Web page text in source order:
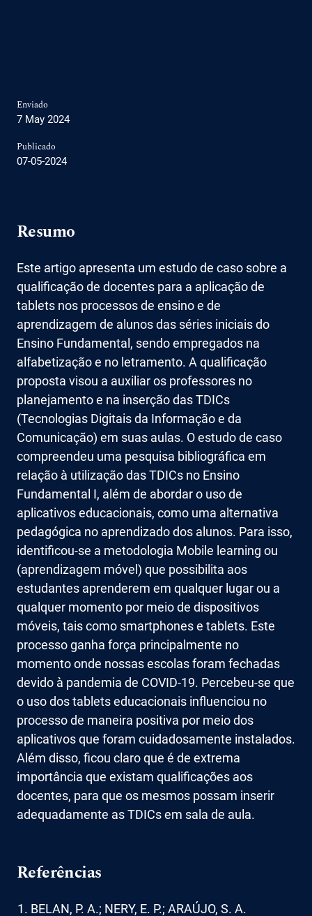
Enviado
7 May 2024
Publicado
07-05-2024
Resumo
Este artigo apresenta um estudo de caso sobre a
qualificação de docentes para a aplicação de
tablets nos processos de ensino e de
aprendizagem de alunos das séries iniciais do
Ensino Fundamental, sendo empregados na
alfabetização e no letramento. A qualificação
proposta visou a auxiliar os professores no
planejamento e na inserção das TDICs
(Tecnologias Digitais da Informação e da
Comunicação) em suas aulas. O estudo de caso
compreendeu uma pesquisa bibliográfica em
relação à utilização das TDICs no Ensino
Fundamental I, além de abordar o uso de
aplicativos educacionais, como uma alternativa
pedagógica no aprendizado dos alunos. Para isso,
identificou-se a metodologia Mobile learning ou
(aprendizagem móvel) que possibilita aos
estudantes aprenderem em qualquer lugar ou a
qualquer momento por meio de dispositivos
móveis, tais como smartphones e tablets. Este
processo ganha força principalmente no
momento onde nossas escolas foram fechadas
devido à pandemia de COVID-19. Percebeu-se que
o uso dos tablets educacionais influenciou no
processo de maneira positiva por meio dos
aplicativos que foram cuidadosamente instalados.
Além disso, ficou claro que é de extrema
importância que existam qualificações aos
docentes, para que os mesmos possam inserir
adequadamente as TDICs em sala de aula.
Referências
BELAN, P. A.; NERY, E. P.; ARAÚJO, S. A.